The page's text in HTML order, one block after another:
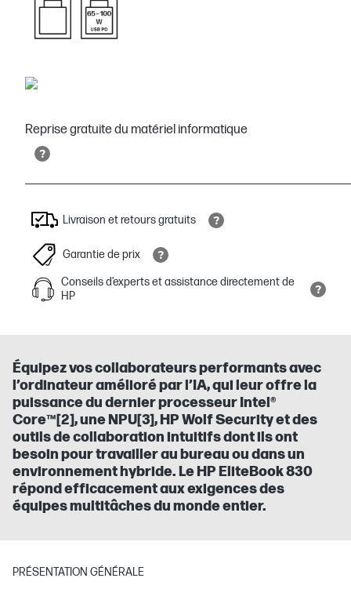
Reprise gratuite du matériel informatique
Livraison et retours gratuits
Garantie de prix
Conseils d’experts et assistance directement de
HP
Équipez vos collaborateurs performants avec
l’ordinateur amélioré par l’IA, qui leur offre la
puissance du dernier processeur Intel®
Core™[2], une NPU[3], HP Wolf Security et des
outils de collaboration intuitifs dont ils ont
besoin pour travailler au bureau ou dans un
environnement hybride. Le HP EliteBook 830
répond efficacement aux exigences des
équipes multitâches du monde entier.
PRÉSENTATION GÉNÉRALE